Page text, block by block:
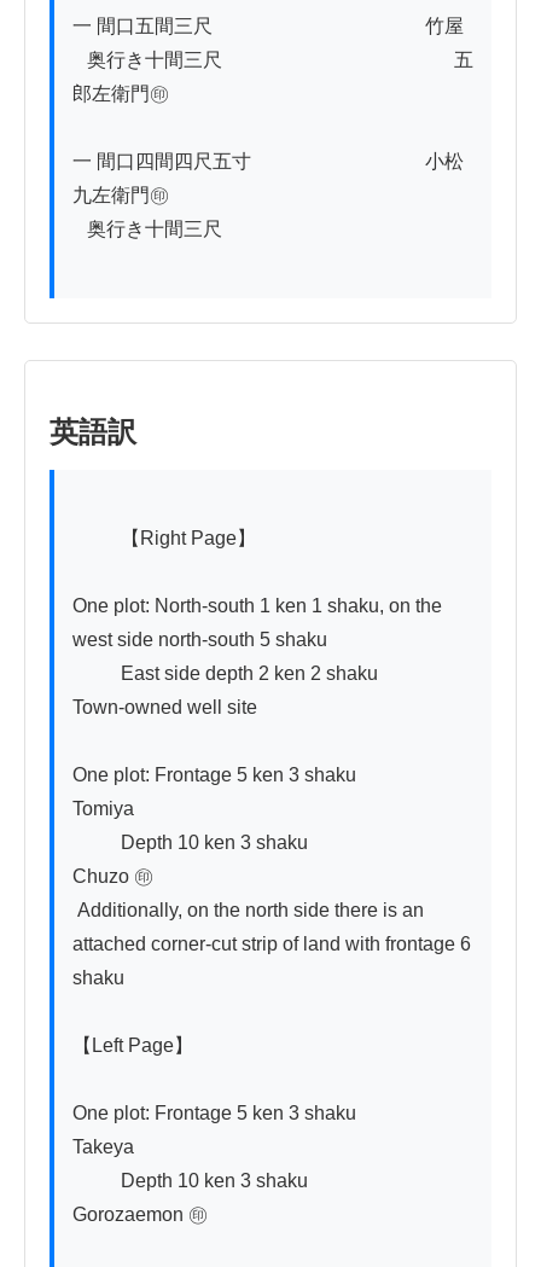
一 間口五間三尺　　　　　　　　　　　竹屋
郎左衛門㊞
一 間口四間四尺五寸　　　　　　　　　小松
九左衛門㊞
英語訳
One plot: North-south 1 ken 1 shaku, on the
west side north-south 5 shaku
Town-owned well site
One plot: Frontage 5 ken 3 shaku
Tomiya
Chuzo ㊞
attached corner-cut strip of land with frontage 6
shaku
【Left Page】
One plot: Frontage 5 ken 3 shaku
Takeya
Gorozaemon ㊞